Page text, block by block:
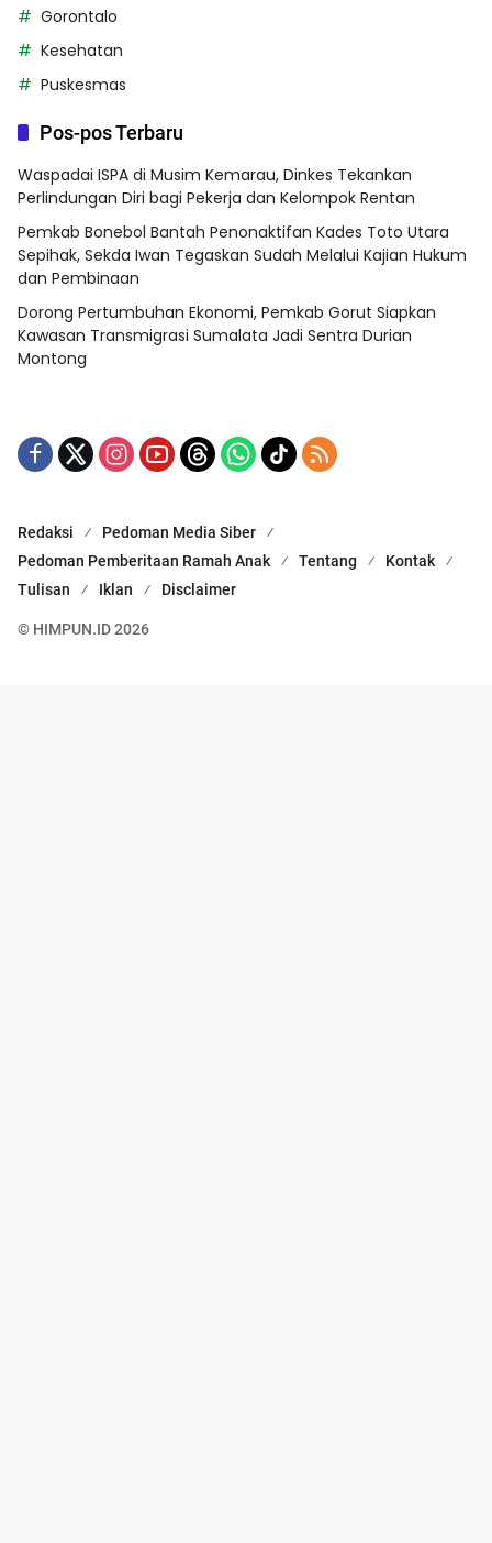
Gorontalo
Kesehatan
Puskesmas
Pos-pos Terbaru
Waspadai ISPA di Musim Kemarau, Dinkes Tekankan
Perlindungan Diri bagi Pekerja dan Kelompok Rentan
Pemkab Bonebol Bantah Penonaktifan Kades Toto Utara
Sepihak, Sekda Iwan Tegaskan Sudah Melalui Kajian Hukum
dan Pembinaan
Dorong Pertumbuhan Ekonomi, Pemkab Gorut Siapkan
Kawasan Transmigrasi Sumalata Jadi Sentra Durian
Montong
Redaksi
Pedoman Media Siber
Pedoman Pemberitaan Ramah Anak
Tentang
Kontak
Tulisan
Iklan Disclaimer
© HIMPUN.ID 2026